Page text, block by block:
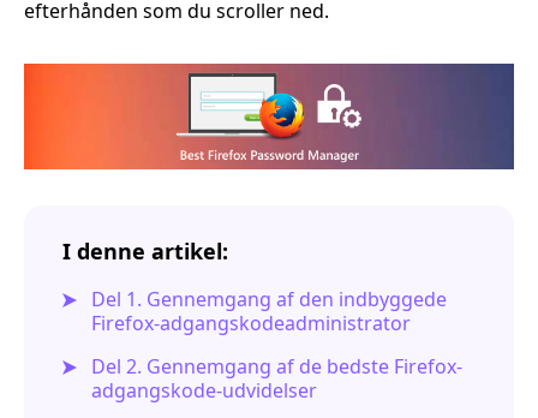
efterhånden som du scroller ned.
I denne artikel:
Del 1. Gennemgang af den indbyggede
Firefox-adgangskodeadministrator
Del 2. Gennemgang af de bedste Firefox-
adgangskode-udvidelser